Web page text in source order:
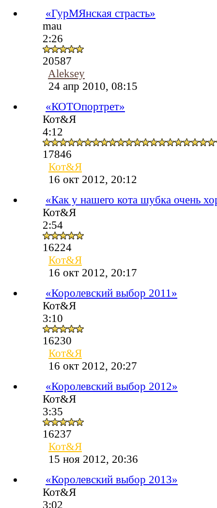
«ГурМЯнская страсть»
mau
2:26
20587
Aleksey
24 апр 2010, 08:15
«КОТОпортрет»
Кот&Я
4:12
17846
Кот&Я
16 окт 2012, 20:12
«Как у нашего кота шубка очень
Кот&Я
2:54
16224
Кот&Я
16 окт 2012, 20:17
«Королевский выбор 2011»
Кот&Я
3:10
16230
Кот&Я
16 окт 2012, 20:27
«Королевский выбор 2012»
Кот&Я
3:35
16237
Кот&Я
15 ноя 2012, 20:36
«Королевский выбор 2013»
Кот&Я
3:02